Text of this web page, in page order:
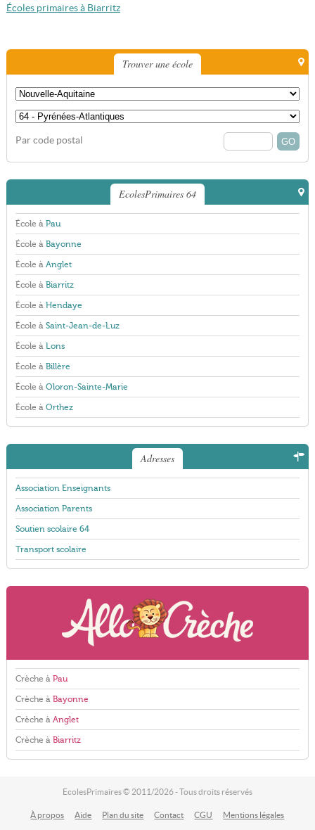
Écoles primaires à Biarritz
Trouver une école
Par code postal
EcolesPrimaires 64
École à Pau
École à Bayonne
École à Anglet
École à Biarritz
École à Hendaye
École à Saint-Jean-de-Luz
École à Lons
École à Billère
École à Oloron-Sainte-Marie
École à Orthez
Adresses
Association Enseignants
Association Parents
Soutien scolaire 64
Transport scolaire
Crèche à Pau
Crèche à Bayonne
Crèche à Anglet
Crèche à Biarritz
EcolesPrimaires © 2011/2026 - Tous droits réservés
À propos Aide Plan du site Contact CGU Mentions légales